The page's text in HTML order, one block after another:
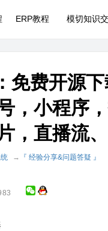
ERP教程 模切知识
费开源
，小程序
，直播流
→ 『 经验分享&问题答疑 』